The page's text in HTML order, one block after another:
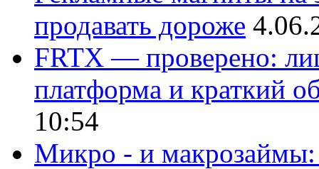
продавать дороже
FRTX — проверено:
платформа и краткий
10:54
Микро - и макрозаймы: